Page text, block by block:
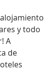
y todo
A
de